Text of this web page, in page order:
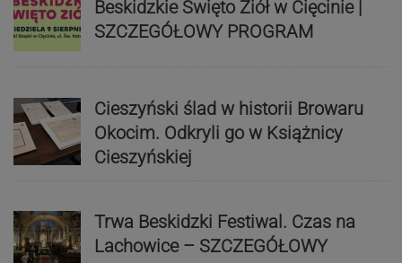
Beskidzkie Święto Ziół w Cięcinie |
SZCZEGÓŁOWY PROGRAM
Cieszyński ślad w historii Browaru
Okocim. Odkryli go w Książnicy
Cieszyńskiej
Trwa Beskidzki Festiwal. Czas na
Lachowice – SZCZEGÓŁOWY